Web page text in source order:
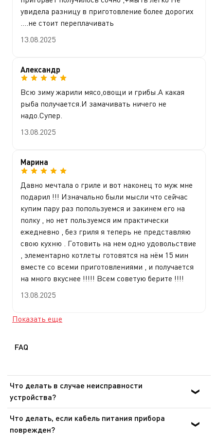
увидела разницу в приготовление более дорогих
....не стоит переплачивать
13.08.2025
Александр
Всю зиму жарили мясо,овощи и грибы.А какая
рыба получается.И замачивать ничего не
надо.Супер.
13.08.2025
Марина
Давно мечтала о гриле и вот наконец то муж мне
подарил !!! Изначально были мысли что сейчас
купим пару раз попользуемся и закинем его на
полку , но нет пользуемся им практически
ежедневно , без гриля я теперь не представляю
свою кухню . Готовить на нем одно удовольствие
, элементарно котлеты готовятся на нём 15 мин
вместе со всеми приготовлениями , и получается
на много вкуснее !!!!! Всем советую берите !!!!
13.08.2025
Показать еще
FAQ
Что делать в случае неисправности
устройства?
После ознакомления с инструкциями по запуску
прибора в руководстве пользователя убедитесь, что
электрическая розетка находится в рабочем состоянии,
Что делать, если кабель питания прибора
поврежден?